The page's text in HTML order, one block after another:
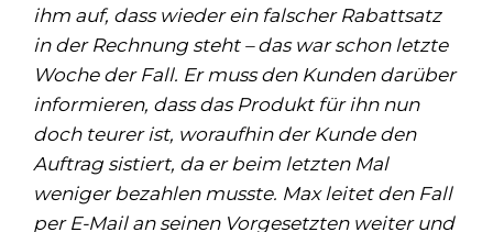
ihm auf, dass wieder ein falscher Rabattsatz
in der Rechnung steht – das war schon letzte
Woche der Fall. Er muss den Kunden darüber
informieren, dass das Produkt für ihn nun
doch teurer ist, woraufhin der Kunde den
Auftrag sistiert, da er beim letzten Mal
weniger bezahlen musste. Max leitet den Fall
per E-Mail an seinen Vorgesetzten weiter und